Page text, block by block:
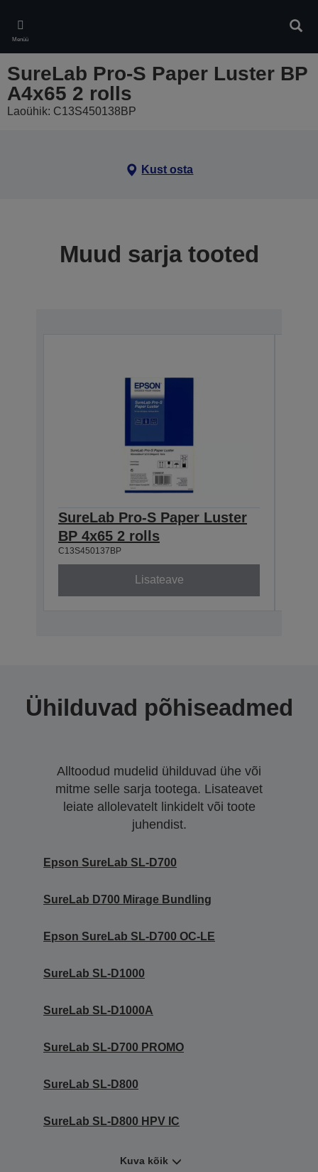
main
content
Menüü
SureLab Pro-S Paper Luster BP
A4x65 2 rolls
Laoühik: C13S450138BP
Kust osta
Muud sarja tooted
SureLab Pro-S Paper Luster
BP 4x65 2 rolls
C13S450137BP
Lisateave
Ühilduvad põhiseadmed
Alltoodud mudelid ühilduvad ühe või
mitme selle sarja tootega. Lisateavet
leiate allolevatelt linkidelt või toote
juhendist.
Epson SureLab SL-D700
SureLab D700 Mirage Bundling
Epson SureLab SL-D700 OC-LE
SureLab SL-D1000
SureLab SL-D1000A
SureLab SL-D700 PROMO
SureLab SL-D800
SureLab SL-D800 HPV IC
Kuva kõik